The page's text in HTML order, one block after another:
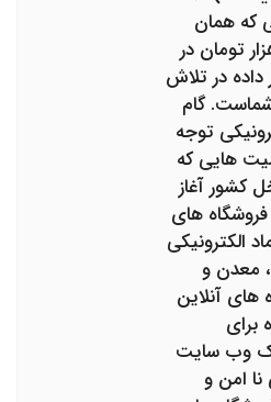
که همان
را با قیمت ۵۰۰ هزار تومان در
در تلاش
گام
توجه
هایی که
کشور آغاز
های
الکترونیکی
معدن و
های آنلاین
برای
وب سایت
امن و